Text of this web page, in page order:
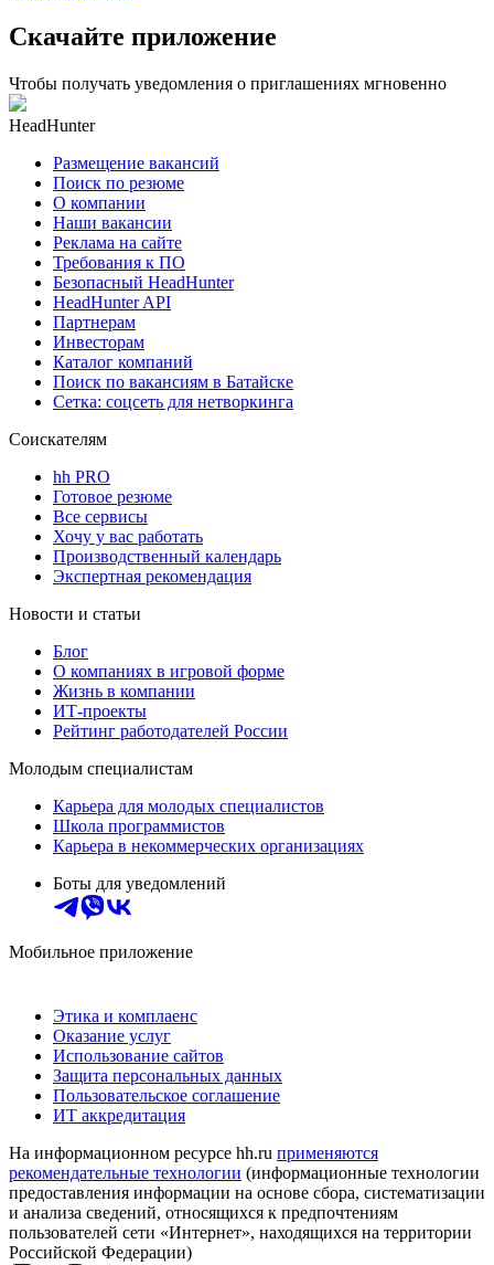
Скачайте приложение
Чтобы получать уведомления о приглашениях мгновенно
HeadHunter
Размещение вакансий
Поиск по резюме
О компании
Наши вакансии
Реклама на сайте
Требования к ПО
Безопасный HeadHunter
HeadHunter API
Партнерам
Инвесторам
Каталог компаний
Поиск по вакансиям в Батайске
Сетка: соцсеть для нетворкинга
Соискателям
hh PRO
Готовое резюме
Все сервисы
Хочу у вас работать
Производственный календарь
Экспертная рекомендация
Новости и статьи
Блог
О компаниях в игровой форме
Жизнь в компании
ИТ-проекты
Рейтинг работодателей России
Молодым специалистам
Карьера для молодых специалистов
Школа программистов
Карьера в некоммерческих организациях
Боты для уведомлений
Мобильное приложение
Этика и комплаенс
Оказание услуг
Использование сайтов
Защита персональных данных
Пользовательское соглашение
ИТ аккредитация
На информационном ресурсе hh.ru применяются
рекомендательные технологии (информационные технологии
предоставления информации на основе сбора, систематизации
и анализа сведений, относящихся к предпочтениям
пользователей сети «Интернет», находящихся на территории
Российской Федерации)